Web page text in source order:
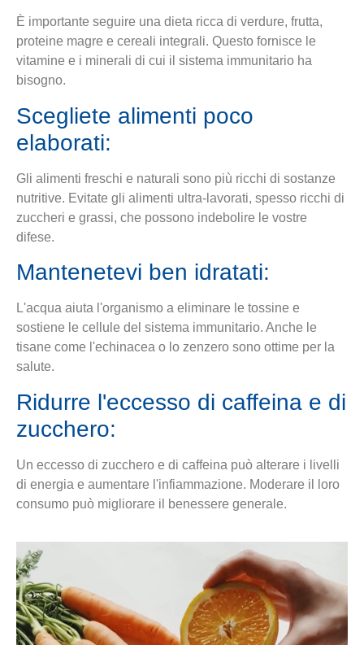
È importante seguire una dieta ricca di verdure, frutta,
proteine magre e cereali integrali. Questo fornisce le
vitamine e i minerali di cui il sistema immunitario ha
bisogno.
Scegliete alimenti poco
elaborati:
Gli alimenti freschi e naturali sono più ricchi di sostanze
nutritive. Evitate gli alimenti ultra-lavorati, spesso ricchi di
zuccheri e grassi, che possono indebolire le vostre
difese.
Mantenetevi ben idratati:
L'acqua aiuta l'organismo a eliminare le tossine e
sostiene le cellule del sistema immunitario. Anche le
tisane come l'echinacea o lo zenzero sono ottime per la
salute.
Ridurre l'eccesso di caffeina e di
zucchero:
Un eccesso di zucchero e di caffeina può alterare i livelli
di energia e aumentare l'infiammazione. Moderare il loro
consumo può migliorare il benessere generale.